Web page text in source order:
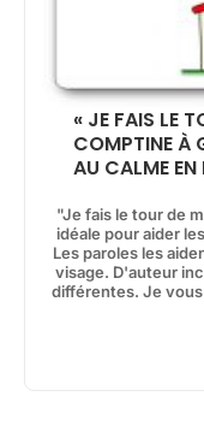
« JE FAIS LE
COMPTINE À
AU CALME EN
"Je fais le tour de
idéale pour aider
Les paroles les
visage. D'auteur
différentes. Je